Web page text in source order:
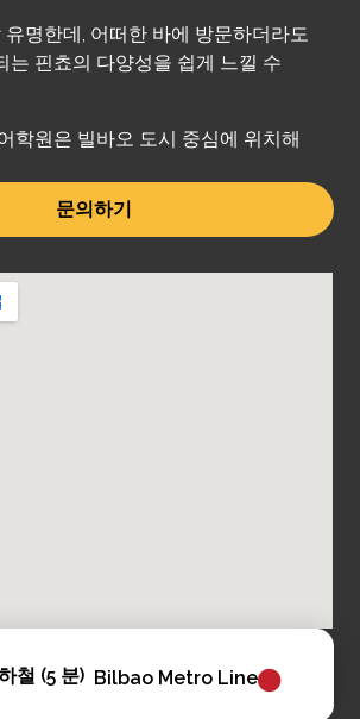
명한데, 어떠한 바에 방문하더라도
는 핀쵸의 다양성을 쉽게 느낄 수
학원은 빌바오 도시 중심에 위치해
문의하기
철 (5 분) Bilbao Metro Line